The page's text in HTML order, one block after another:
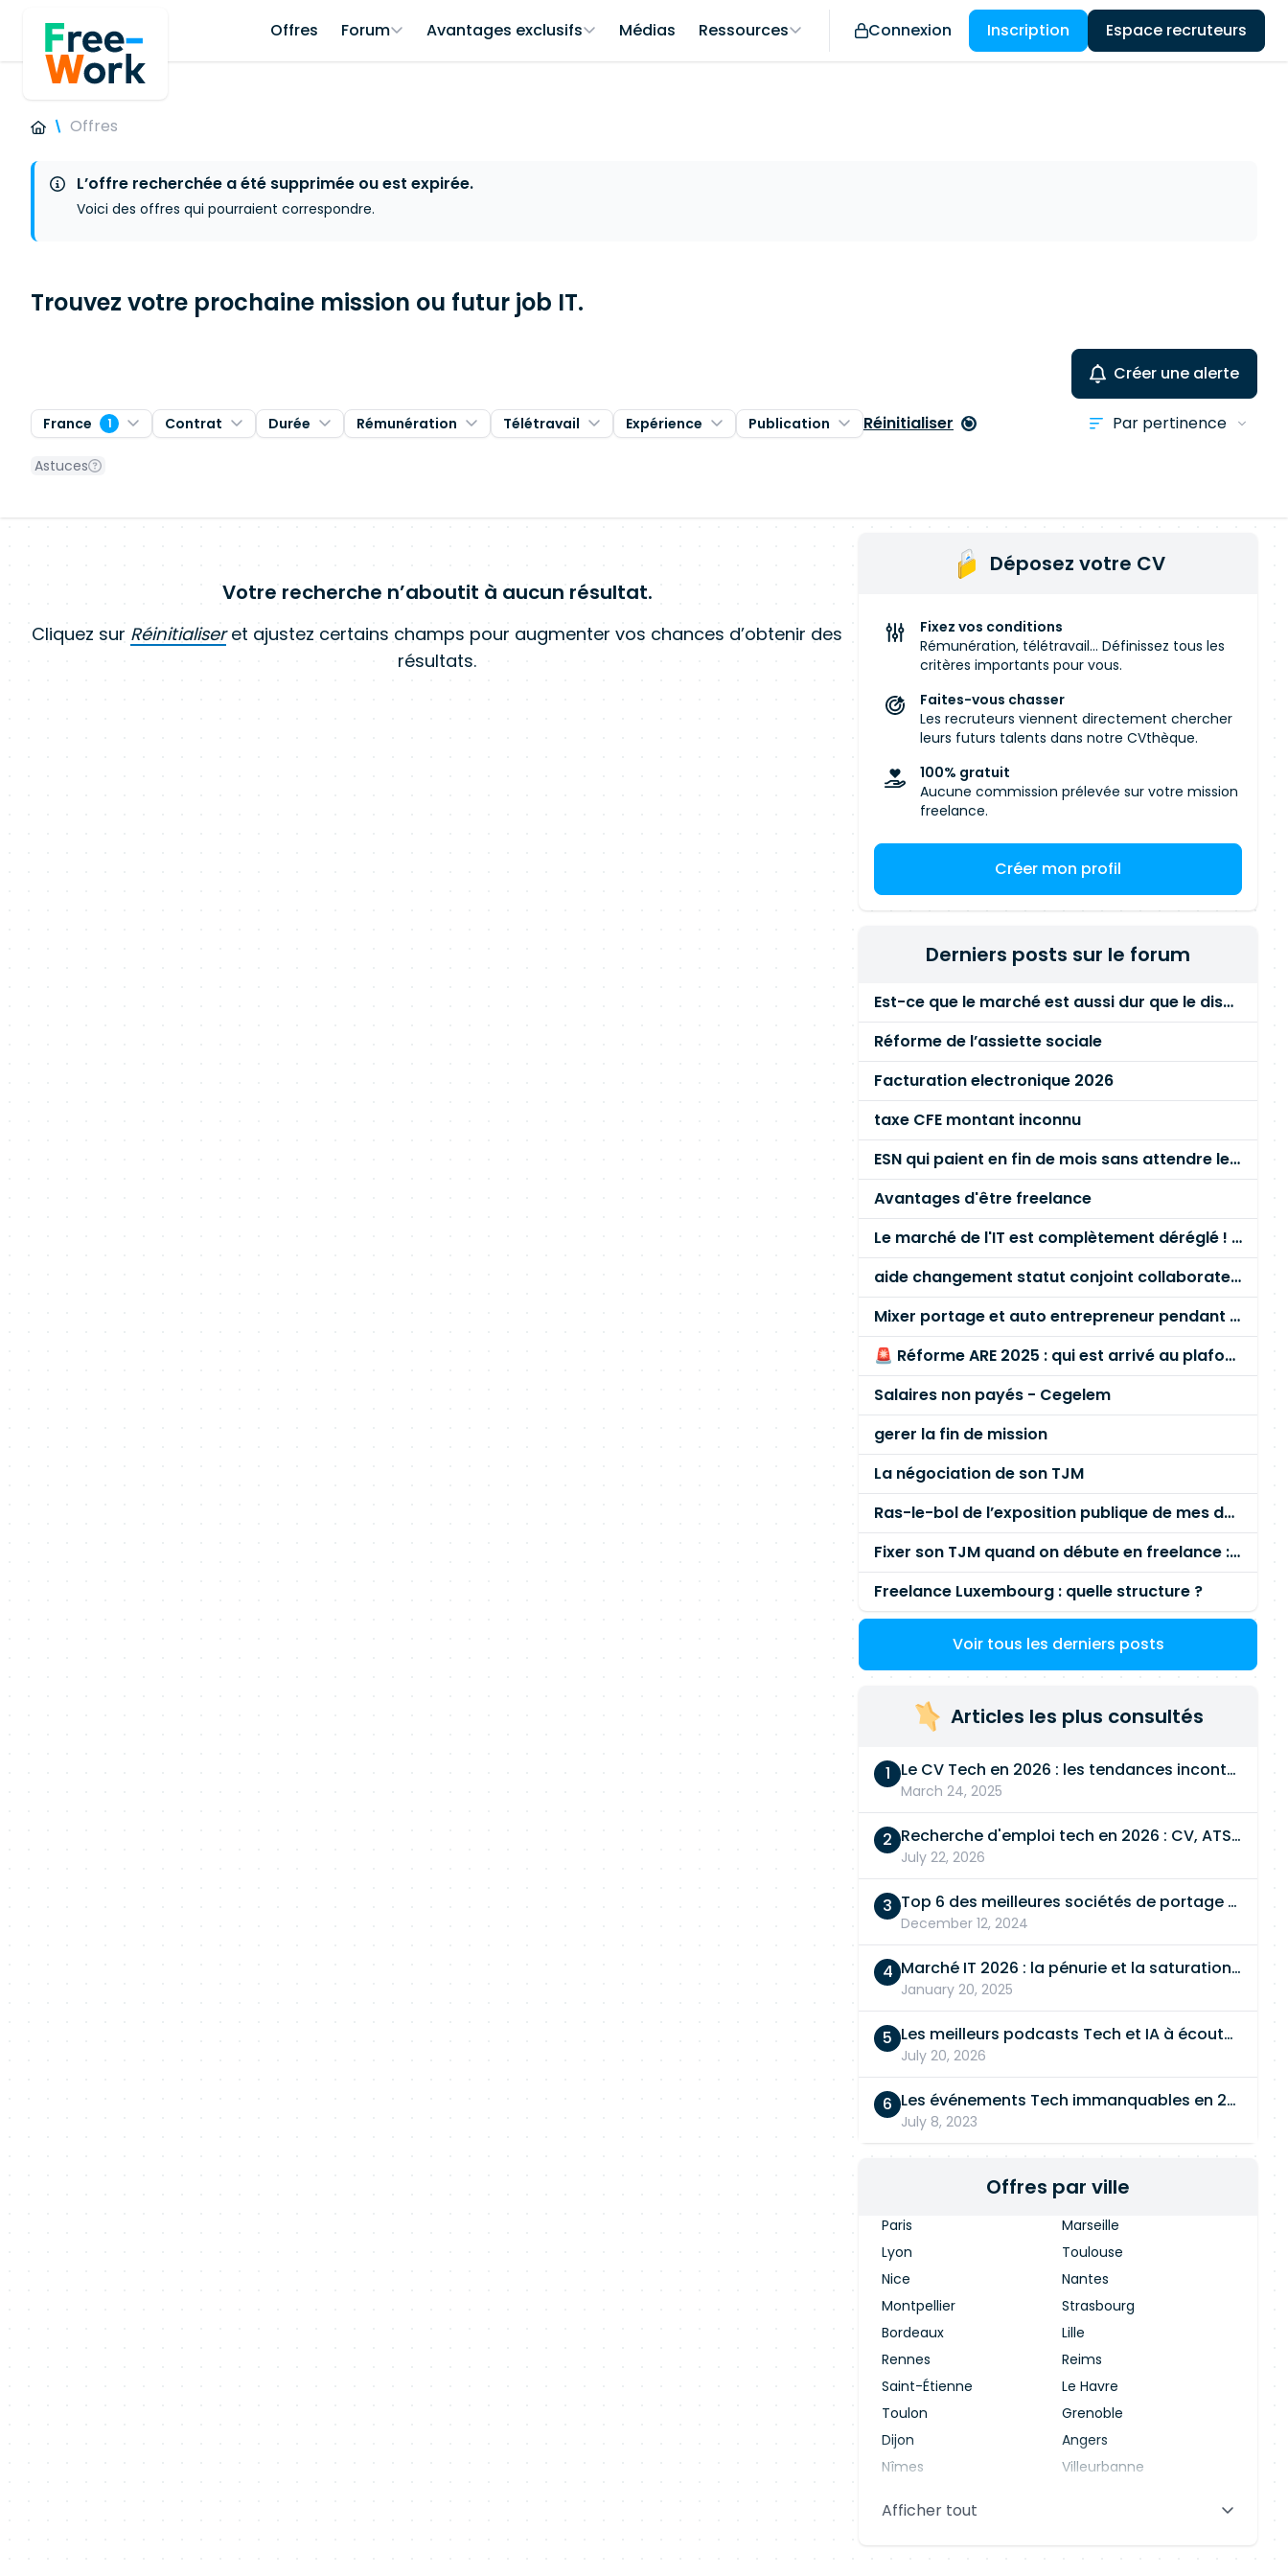
Offres Forum Avantages exclusifs Médias Ressources Connexion Inscription Espace recruteurs
Offres
L’offre recherchée a été supprimée ou est expirée.
Voici des offres qui pourraient correspondre.
Trouvez votre prochaine mission ou futur job IT.
Créer une alerte
France 1 Contrat Durée Rémunération Télétravail Expérience Publication Réinitialiser
Astuces
Votre recherche n’aboutit à aucun résultat.
Cliquez sur Réinitialiseret ajustez certains champs pour augmenter vos chances d’obtenir des
résultats.
Déposez votre CV
Fixez vos conditions
Rémunération, télétravail... Définissez tous les
critères importants pour vous.
Faites-vous chasser
Les recruteurs viennent directement chercher
leurs futurs talents dans notre CVthèque.
100% gratuit
Aucune commission prélevée sur votre mission
freelance.
Créer mon profil
Derniers posts sur le forum
Est-ce que le marché est aussi dur que le disent les commerciaux ?
Réforme de l’assiette sociale
Facturation electronique 2026
taxe CFE montant inconnu
ESN qui paient en fin de mois sans attendre le paiement client ?
Avantages d'être freelance
Le marché de l'IT est complètement déréglé ! STOP à cette mascarade ! Il faut s'unir et résister !
aide changement statut conjoint collaborateur
Mixer portage et auto entrepreneur pendant des années - quel risque ?
🚨 Réforme ARE 2025 : qui est arrivé au plafond des 60 % en gardant son entreprise ?
Salaires non payés - Cegelem
gerer la fin de mission
La négociation de son TJM
Ras-le-bol de l’exposition publique de mes données personnelles liées à mon entreprise
Fixer son TJM quand on débute en freelance : la méthode mathématique (et pas au feeling) 🛑
Freelance Luxembourg : quelle structure ?
Voir tous les derniers posts
Articles les plus consultés
Le CV Tech en 2026 : les tendances incontournables
March 24, 2025
Recherche d'emploi tech en 2026 : CV, ATS, entretien… On vous dit tout
July 22, 2026
Top 6 des meilleures sociétés de portage salarial
December 12, 2024
Marché IT 2026 : la pénurie et la saturation, en même temps
January 20, 2025
Les meilleurs podcasts Tech et IA à écouter en 2026
July 20, 2026
Les événements Tech immanquables en 2026
July 8, 2023
Offres par ville
Paris
Marseille
Lyon
Toulouse
Nice
Nantes
Montpellier
Strasbourg
Bordeaux
Lille
Rennes
Reims
Saint-Étienne
Le Havre
Toulon
Grenoble
Dijon
Angers
Nîmes
Villeurbanne
Aix-en-Provence
Afficher tout